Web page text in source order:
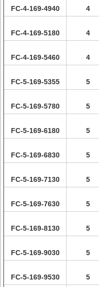
FC-4-169-4940 4
FC-4-169-5180 4
FC-4-169-5460 4
FC-5-169-5355 5
FC-5-169-5780 5
FC-5-169-6180 5
FC-5-169-6830 5
FC-5-169-7130 5
FC-5-169-7630 5
FC-5-169-8130 5
FC-5-169-9030 5
FC-5-169-9530 5